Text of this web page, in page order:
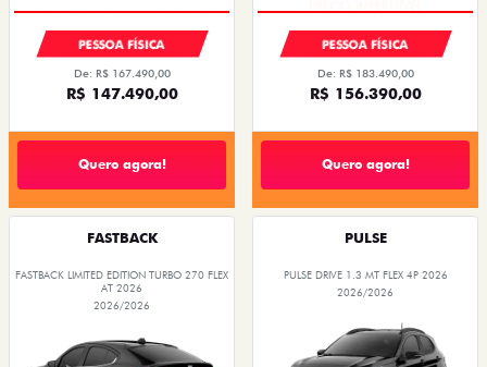
PESSOA FÍSICA
De: R$ 167.490,00
R$ 147.490,00
Quero agora!
PESSOA FÍSICA
De: R$ 183.490,00
R$ 156.390,00
Quero agora!
FASTBACK
FASTBACK LIMITED EDITION TURBO 270 FLEX
AT 2026
2026/2026
PULSE
PULSE DRIVE 1.3 MT FLEX 4P 2026
2026/2026